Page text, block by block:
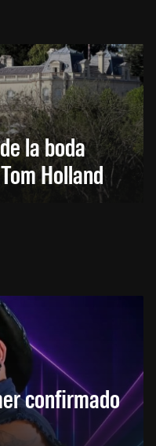
la boda
Holland
confirmado